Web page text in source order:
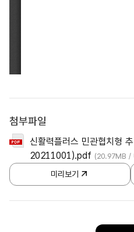
첨부파일
신활력플러스 민관협치형
20211001).pdf (20.97MB /
미리보기